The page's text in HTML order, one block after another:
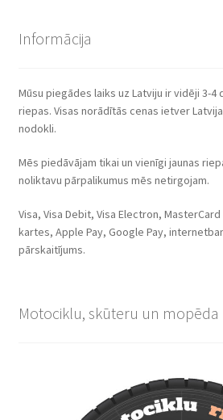
Informācija
Mūsu piegādes laiks uz Latviju ir vidēji 3-4
riepas. Visas norādītās cenas ietver
nodokli.
Mēs piedāvājam tikai un vienīgi jaunas
noliktavu pārpalikumus mēs netirgojam.
Visa, Visa Debit, Visa Electron,
kartes, Apple Pay, Google Pay,
pārskaitījums.
Motociklu, skūteru un mopēda